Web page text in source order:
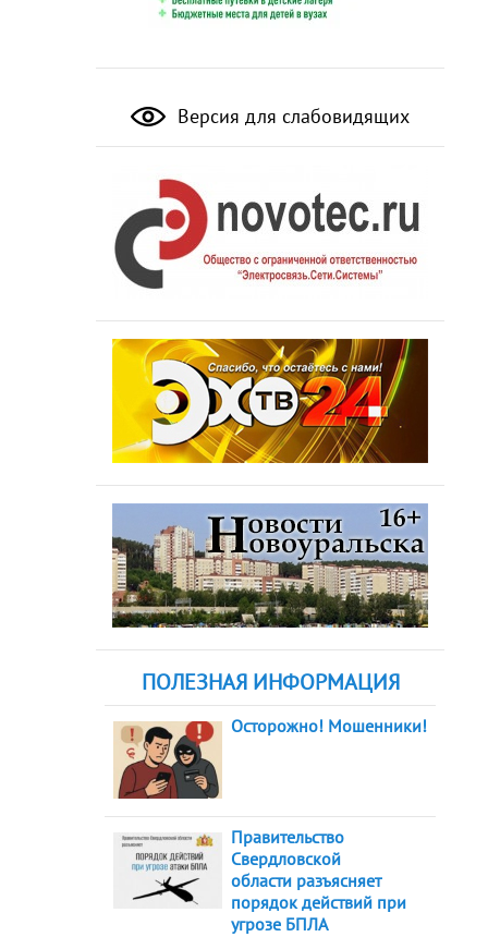
Версия для слабовидящих
ПОЛЕЗНАЯ ИНФОРМАЦИЯ
Осторожно! Мошенники!
Правительство
Свердловской
области разъясняет
порядок действий при
угрозе БПЛА